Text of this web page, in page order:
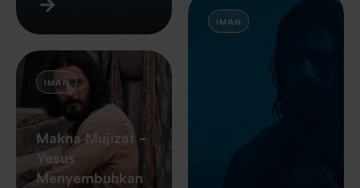
IMAN
Makna Mujizat -
Yesus
Menyembuhkan
IMAN